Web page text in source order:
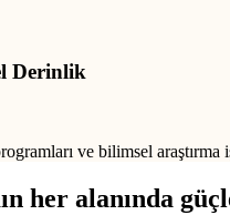
Derinlik
ve bilimsel
her alanında